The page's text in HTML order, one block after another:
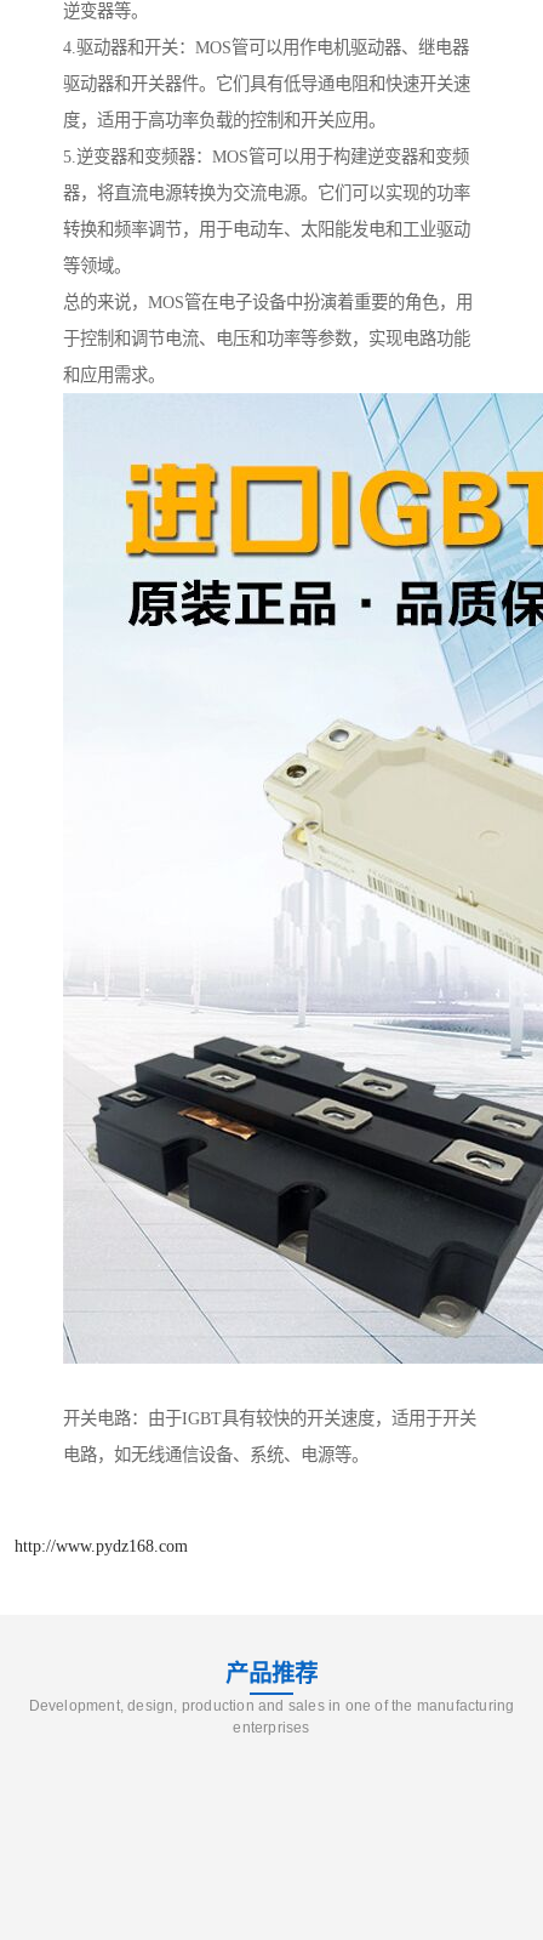
逆变器等。
4.驱动器和开关：MOS管可以用作电机驱动器、继电器
驱动器和开关器件。它们具有低导通电阻和快速开关速
度，适用于高功率负载的控制和开关应用。
5.逆变器和变频器：MOS管可以用于构建逆变器和变频
器，将直流电源转换为交流电源。它们可以实现的功率
转换和频率调节，用于电动车、太阳能发电和工业驱动
等领域。
总的来说，MOS管在电子设备中扮演着重要的角色，用
于控制和调节电流、电压和功率等参数，实现电路功能
和应用需求。
开关电路：由于IGBT具有较快的开关速度，适用于开关
电路，如无线通信设备、系统、电源等。
http://www.pydz168.com
产品推荐
Development, design, production and sales in one of the manufacturing
enterprises